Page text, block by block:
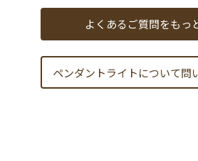
よくあるご質問をもっ
ペンダントライトについて問